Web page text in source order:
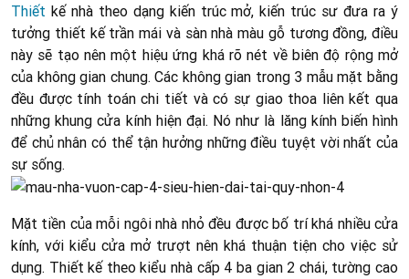
Thiết kế nhà theo dạng kiến trúc mở, kiến trúc sư đưa ra ý
tưởng thiết kế trần mái và sàn nhà màu gỗ tương đồng, điều
này sẽ tạo nên một hiệu ứng khá rõ nét về biên độ rộng mở
của không gian chung. Các không gian trong 3 mẫu mặt bằng
đều được tính toán chi tiết và có sự giao thoa liên kết qua
những khung cửa kính hiện đại. Nó như là lăng kính biến hình
để chủ nhân có thể tận hưởng những điều tuyệt vời nhất của
sự sống.
Mặt tiền của mỗi ngôi nhà nhỏ đều được bố trí khá nhiều cửa
kính, với kiểu cửa mở trượt nên khá thuận tiện cho việc sử
dụng. Thiết kế theo kiểu nhà cấp 4 ba gian 2 chái, tường cao